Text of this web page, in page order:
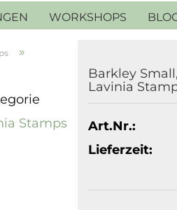
WORKSHOPS
»
Stamps
Barkley
Lavinia
Art.Nr.:
Lieferzeit: